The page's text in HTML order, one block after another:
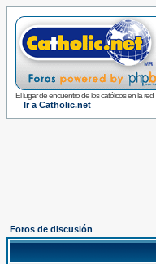
El lugar de encuentro de los católicos en la red
Ir a Catholic.net
Foros de discusión